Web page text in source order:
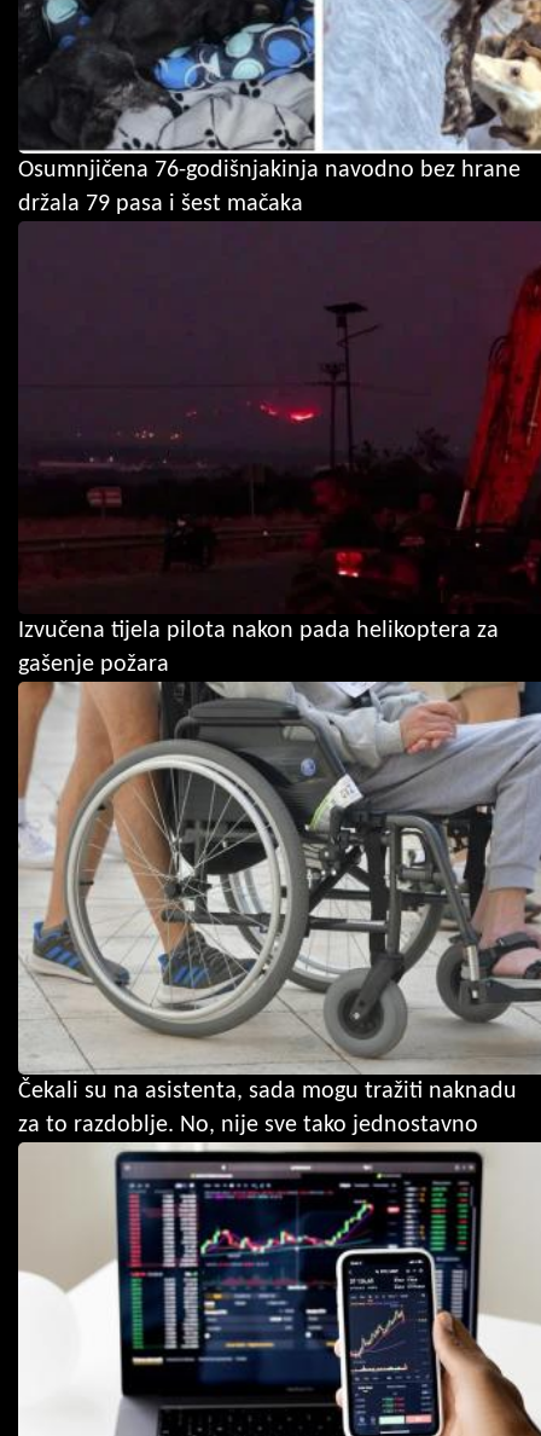
Osumnjičena 76-godišnjakinja navodno bez hrane
držala 79 pasa i šest mačaka
Izvučena tijela pilota nakon pada helikoptera za
gašenje požara
Čekali su na asistenta, sada mogu tražiti naknadu
za to razdoblje. No, nije sve tako jednostavno